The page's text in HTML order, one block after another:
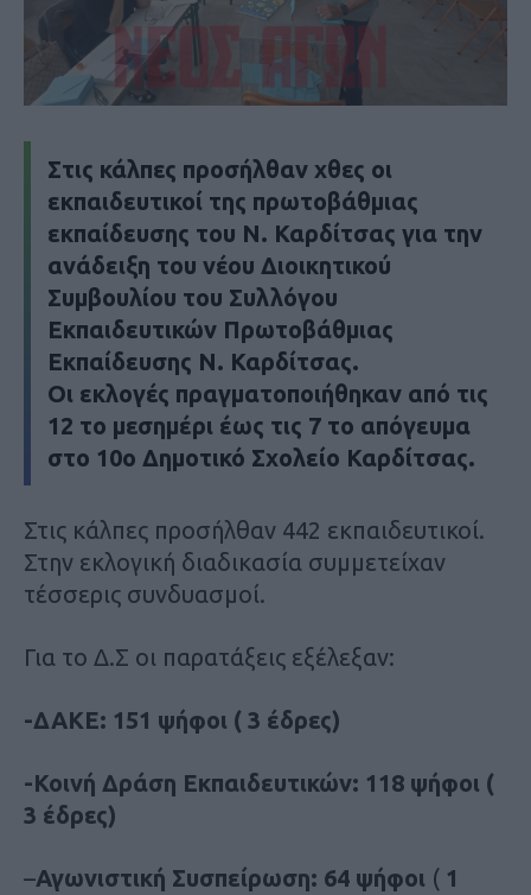
Στις κάλπες προσήλθαν χθες οι
εκπαιδευτικοί της πρωτοβάθμιας
εκπαίδευσης του Ν. Καρδίτσας για την
ανάδειξη του νέου Διοικητικού
Συμβουλίου του Συλλόγου
Εκπαιδευτικών Πρωτοβάθμιας
Εκπαίδευσης Ν. Καρδίτσας.
Οι εκλογές πραγματοποιήθηκαν από τις
12 το μεσημέρι έως τις 7 το απόγευμα
στο 10ο Δημοτικό Σχολείο Καρδίτσας.
Στις κάλπες προσήλθαν 442 εκπαιδευτικοί.
Στην εκλογική διαδικασία συμμετείχαν
τέσσερις συνδυασμοί.
Για το Δ.Σ οι παρατάξεις εξέλεξαν:
-ΔΑΚΕ: 151 ψήφοι ( 3 έδρες)
-Κοινή Δράση Εκπαιδευτικών: 118 ψήφοι (
3 έδρες)
–Αγωνιστική Συσπείρωση: 64 ψήφοι ( 1